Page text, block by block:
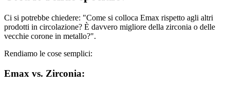
Ci si potrebbe chiedere: "Come si colloca Emax rispetto agli altri
prodotti in circolazione? È davvero migliore della zirconia o delle
vecchie corone in metallo?".
Rendiamo le cose semplici:
Emax vs. Zirconia: